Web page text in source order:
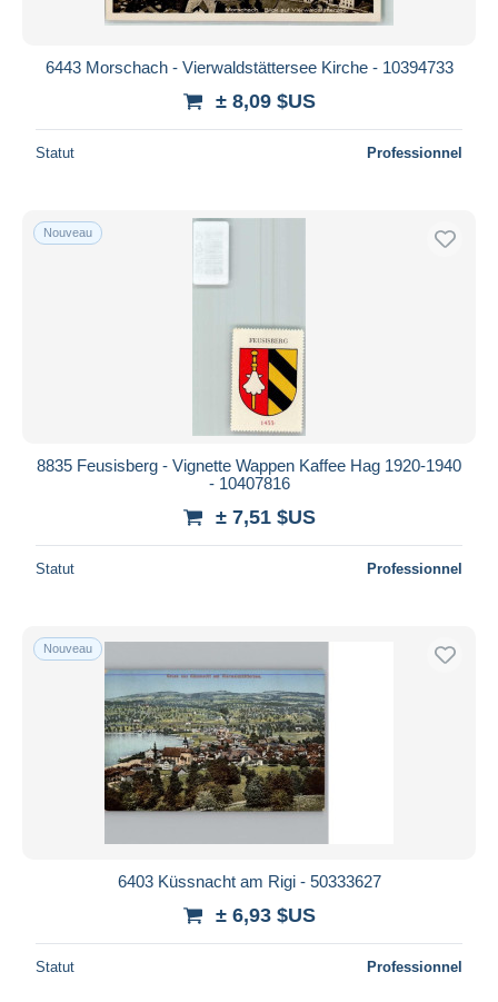
6443 Morschach - Vierwaldstättersee Kirche - 10394733
± 8,09 $US
Statut Professionnel
Nouveau
8835 Feusisberg - Vignette Wappen Kaffee Hag 1920-1940
- 10407816
± 7,51 $US
Statut Professionnel
Nouveau
6403 Küssnacht am Rigi - 50333627
± 6,93 $US
Statut Professionnel